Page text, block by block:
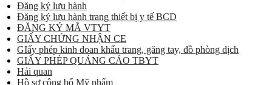
Đăng ký lưu hành
Đăng ký lưu hành trang thiết bị y tế BCD
ĐĂNG KÝ MÃ VTYT
GIẤY CHỨNG NHẬN CE
GIấy phép kinh doan khẩu trang, găng tay, đồ phòng dịch
GIẤY PHÉP QUẢNG CÁO TBYT
Hải quan
Hồ sơ công bố Mỹ phẩm